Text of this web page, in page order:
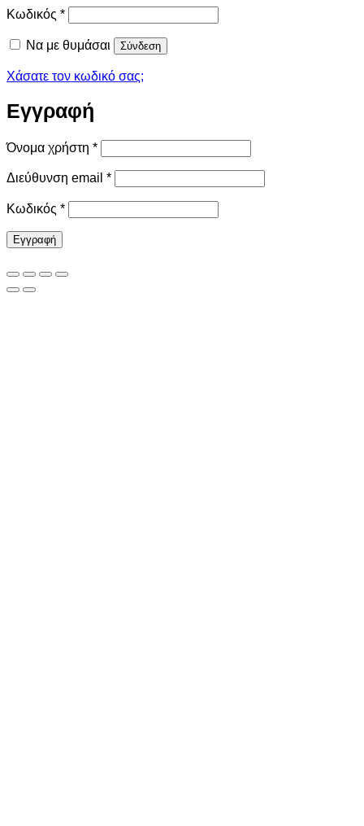
Κωδικός *Απαιτείται
Να με θυμάσαι Σύνδεση
Χάσατε τον κωδικό σας;
Εγγραφή
Όνομα χρήστη *Απαιτείται
Διεύθυνση email *Απαιτείται
Κωδικός *Απαιτείται
Εγγραφή